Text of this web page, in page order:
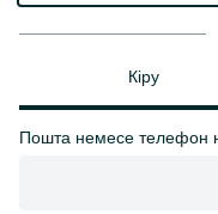
Кіру
Пошта немесе телефон